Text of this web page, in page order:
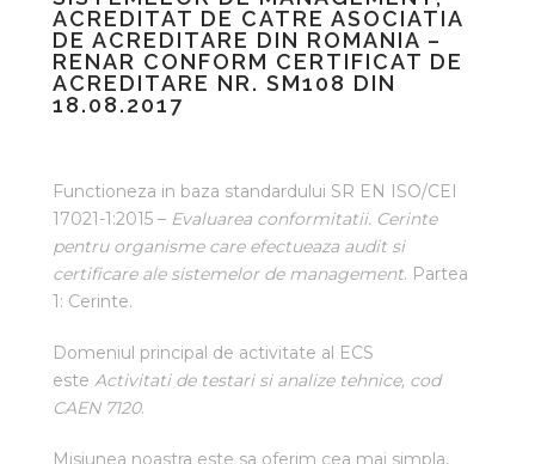
ACREDITAT DE CATRE ASOCIATIA
DE ACREDITARE DIN ROMANIA –
RENAR CONFORM CERTIFICAT DE
ACREDITARE NR. SM108 DIN
18.08.2017
Functioneza in baza standardului SR EN ISO/CEI
17021-1:2015 – Evaluarea conformitatii. Cerinte
pentru organisme care efectueaza audit si
certificare ale sistemelor de management. Partea
1: Cerinte.
Domeniul principal de activitate al ECS
este Activitati de testari si analize tehnice, cod
CAEN 7120.
Misiunea noastra este sa oferim cea mai simpla,